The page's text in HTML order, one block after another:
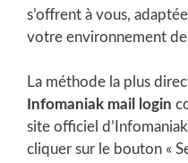
s’offrent à vous,
votre environnement
La méthode la plus
Infomaniak mail login
site officiel
cliquer sur le bouton «